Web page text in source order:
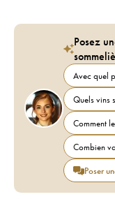
Posez
Avec quel
Quels vins
Comment
Combien
Poser